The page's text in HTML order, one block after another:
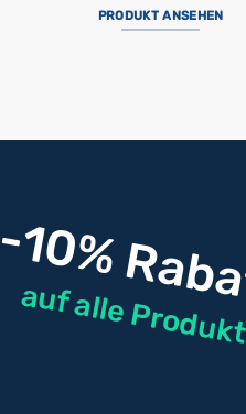
PRODUKT ANSEHEN
-10%
auf alle